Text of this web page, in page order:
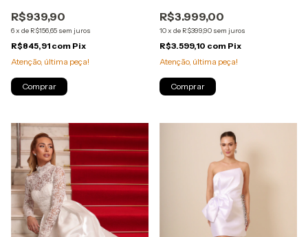
R$939,90
6x de R$156,65 sem juros
R$845,91 com Pix
Atenção, última peça!
Comprar
R$3.999,00
10x de R$399,90 sem juros
R$3.599,10 com Pix
Atenção, última peça!
Comprar